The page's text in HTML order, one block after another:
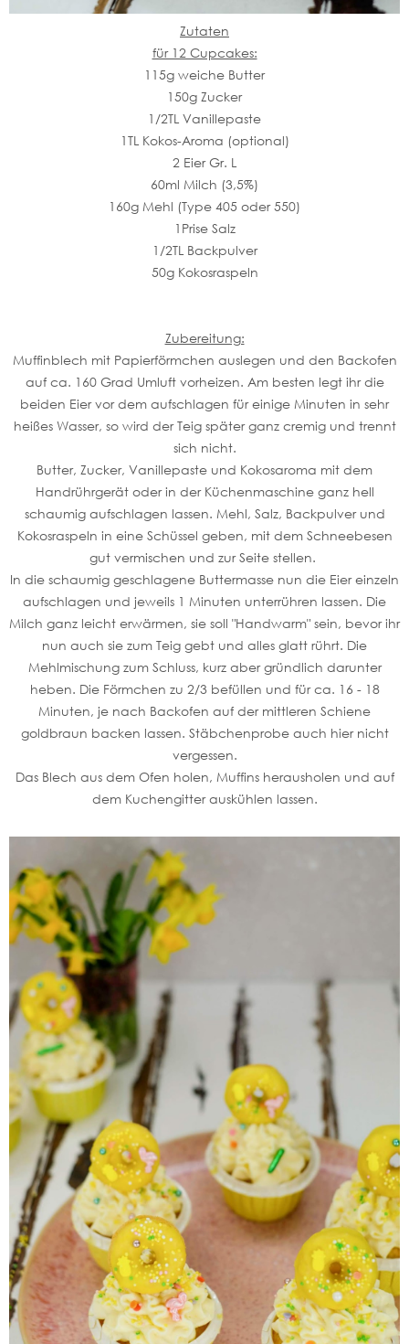
Zutaten
für 12 Cupcakes:
115g weiche Butter
150g Zucker
1/2TL Vanillepaste
1TL Kokos-Aroma (optional)
2 Eier Gr. L
60ml Milch (3,5%)
160g Mehl (Type 405 oder 550)
1Prise Salz
1/2TL Backpulver
50g Kokosraspeln
Zubereitung:
Muffinblech mit Papierförmchen auslegen und den Backofen
auf ca. 160 Grad Umluft vorheizen. Am besten legt ihr die
beiden Eier vor dem aufschlagen für einige Minuten in sehr
heißes Wasser, so wird der Teig später ganz cremig und trennt
sich nicht.
Butter, Zucker, Vanillepaste und Kokosaroma mit dem
Handrührgerät oder in der Küchenmaschine ganz hell
schaumig aufschlagen lassen. Mehl, Salz, Backpulver und
Kokosraspeln in eine Schüssel geben, mit dem Schneebesen
gut vermischen und zur Seite stellen.
In die schaumig geschlagene Buttermasse nun die Eier einzeln
aufschlagen und jeweils 1 Minuten unterrühren lassen. Die
Milch ganz leicht erwärmen, sie soll "Handwarm" sein, bevor ihr
nun auch sie zum Teig gebt und alles glatt rührt. Die
Mehlmischung zum Schluss, kurz aber gründlich darunter
heben. Die Förmchen zu 2/3 befüllen und für ca. 16 - 18
Minuten, je nach Backofen auf der mittleren Schiene
goldbraun backen lassen. Stäbchenprobe auch hier nicht
vergessen.
Das Blech aus dem Ofen holen, Muffins herausholen und auf
dem Kuchengitter auskühlen lassen.